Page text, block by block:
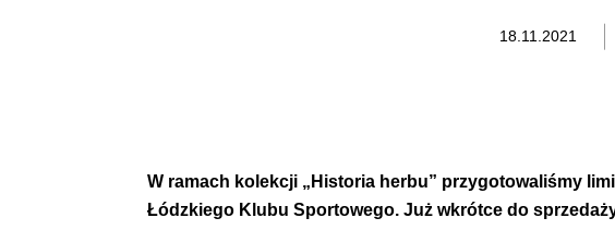
18.11.2021
W ramach kolekcji „Historia herbu” przygotowaliśmy
Łódzkiego Klubu Sportowego. Już wkrótce do